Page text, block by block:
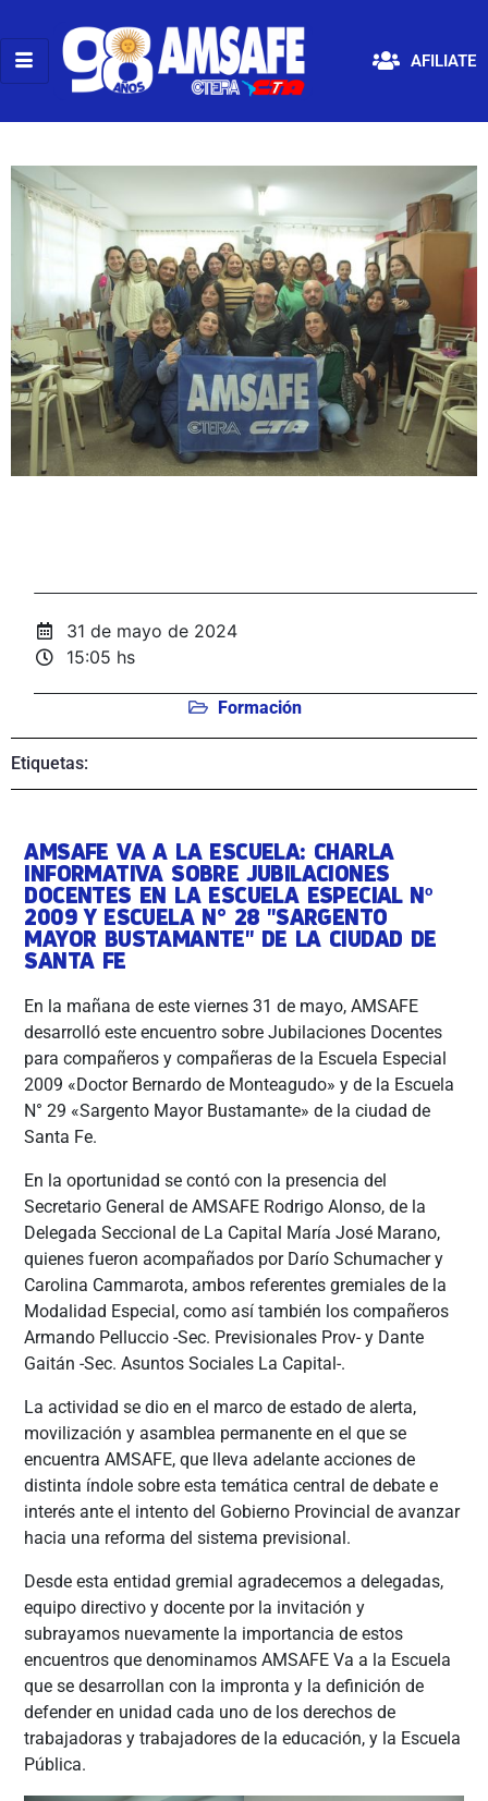
AFILIATE
31 de mayo de 2024
15:05 hs
Formación
Etiquetas:
AMSAFE VA A LA ESCUELA: CHARLA
INFORMATIVA SOBRE JUBILACIONES
DOCENTES EN LA ESCUELA ESPECIAL Nº
2009 Y ESCUELA N° 28 "SARGENTO
MAYOR BUSTAMANTE" DE LA CIUDAD DE
SANTA FE
En la mañana de este viernes 31 de mayo, AMSAFE
desarrolló este encuentro sobre Jubilaciones Docentes
para compañeros y compañeras de la Escuela Especial
2009 «Doctor Bernardo de Monteagudo» y de la Escuela
N° 29 «Sargento Mayor Bustamante» de la ciudad de
Santa Fe.
En la oportunidad se contó con la presencia del
Secretario General de AMSAFE Rodrigo Alonso, de la
Delegada Seccional de La Capital María José Marano,
quienes fueron acompañados por Darío Schumacher y
Carolina Cammarota, ambos referentes gremiales de la
Modalidad Especial, como así también los compañeros
Armando Pelluccio -Sec. Previsionales Prov- y Dante
Gaitán -Sec. Asuntos Sociales La Capital-.
La actividad se dio en el marco de estado de alerta,
movilización y asamblea permanente en el que se
encuentra AMSAFE, que lleva adelante acciones de
distinta índole sobre esta temática central de debate e
interés ante el intento del Gobierno Provincial de avanzar
hacia una reforma del sistema previsional.
Desde esta entidad gremial agradecemos a delegadas,
equipo directivo y docente por la invitación y
subrayamos nuevamente la importancia de estos
encuentros que denominamos AMSAFE Va a la Escuela
que se desarrollan con la impronta y la definición de
defender en unidad cada uno de los derechos de
trabajadoras y trabajadores de la educación, y la Escuela
Pública.